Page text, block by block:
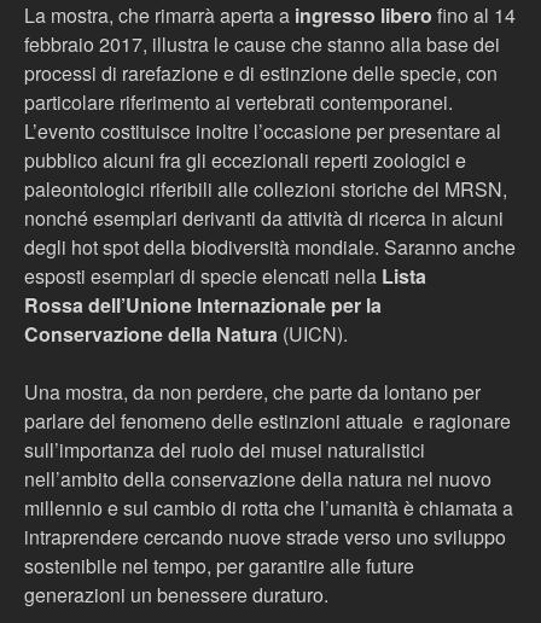
La mostra, che rimarrà aperta a ingresso libero fino al 14
febbraio 2017, illustra le cause che stanno alla base dei
processi di rarefazione e di estinzione delle specie, con
particolare riferimento ai vertebrati contemporanei.
L’evento costituisce inoltre l’occasione per presentare al
pubblico alcuni fra gli eccezionali reperti zoologici e
paleontologici riferibili alle collezioni storiche del MRSN,
nonché esemplari derivanti da attività di ricerca in alcuni
degli hot spot della biodiversità mondiale. Saranno anche
esposti esemplari di specie elencati nella Lista
Rossadell’Unione Internazionale per la
Conservazione della Natura (UICN).
Una mostra, da non perdere, che parte da lontano per
parlare del fenomeno delle estinzioni attuale e ragionare
sull’importanza del ruolo dei musei naturalistici
nell’ambito della conservazione della natura nel nuovo
millennio e sul cambio di rotta che l’umanità è chiamata a
intraprendere cercando nuove strade verso uno sviluppo
sostenibile nel tempo, per garantire alle future
generazioni un benessere duraturo.